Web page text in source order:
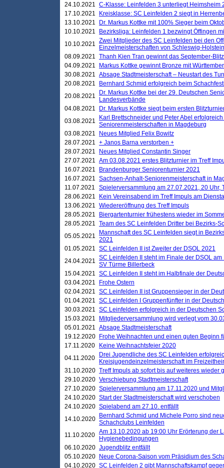
24.10.2021 C-Klasse: Leinfelden 3 unterliegt Heimsheim
17.10.2021
Kreisklasse: SC Leinfelden 2 siegt in
13.10.2021
Dr. Markus Kottke mit 100% Sieger beim
10.10.2021
Bezirksliga: Leinfelden 1 bezwingt Öffingen
10.10.2021 Zwei Mitglieder des SC Leinfelden bei den
Einzelmeisterschaften von Schleswig-
08.09.2021 Thanh Kien Tran gewinnt das September-
04.09.2021
Markus Kottke gewinnt Bronze mit
30.08.2021 Absage Stadtmeisterschaft – Neustart des
20.08.2021
Bernhard Schmid erfolgreich beim
20.08.2021
Dr. Markus Kottke bei der 29. Deutschen
Landesverbände
04.08.2021
Dr. Markus Kottke siegt beim ersten
03.08.2021
Karl Brettschneider und Peter Abel
Seniorenmeisterschaften in Magdeburg
03.08.2021
Neues Mitglied Felix Bowitz
28.07.2021 + Janos Barna verstorben +
28.07.2021
Neues Mitglied Constantin Singer
27.07.2021 Am 03.08.2021 erstes Blitzturnier im Treff
16.07.2021
Brandenburger Seniorenturnier 2021
16.07.2021 Sachsen-Anhalt-Seniorenmeisterschaft in
11.07.2021
Spielerversammlung am 27.07.2021, 20 Uhr,
28.06.2021
Kein Vereinsabend im Treff Impuls am
13.06.2021 Wiedereröffnung des Treff Impuls
28.05.2021
Biergartenturnier frühestens wieder im
28.05.2021 Team des SC Leinfelden Dritter bei Bezirks-
05.05.2021
Mannschaft des SC Leinfelden siegt in
2021
01.05.2021 SC Leinfelden II ist Zweiter der DSOL 2021
24.04.2021 SC Leinfelden II steht im Finale der DSOL
SV Türme Billerbeck
15.04.2021 SC Leinfelden II steht im Halbfinale der
03.04.2021
Frohe Ostern
02.04.2021 SC Leinfelden II ist Gruppensieger in der
01.04.2021 SC Leinfelden I Gruppenfünfter in der
30.03.2021 SC Leinfelden erfolgreich in der Deutschen
15.03.2021
Mitgliederversammlung wird verlegt vom
05.01.2021 Absage Stadtmeisterschaft
19.12.2020
Frohe Weihnachten und einen guten Beginn
17.11.2020
Keine Weihnachtsfeier 2020
04.11.2020
Drei Jugendliche des SC Leinfelden
Kreisjugendeinzelmeisterschaft im
31.10.2020 Treff Impuls ab sofort bis auf weiteres wieder
29.10.2020 Verschiebung Stadtmeisterschaft
27.10.2020 Spielerversammlung am 17.11.2020 und
24.10.2020 Start der Stadtmeisterschaft wird verschoben
24.10.2020 Spielabend am 27.10. entfällt
14.10.2020
Bernhard Schmid und Michele Porro sind
Schachclubs Leinfelden
11.10.2020 Am 13.10.2020 ab 19:00 Uhr Erörterung der
Hygienebedingungen
06.10.2020 Jugendblitz entfällt
05.10.2020
Neue Corona-Saison vom Präsidium des
04.10.2020 SC Leinfelden 2 gibt Mannschaftskampf